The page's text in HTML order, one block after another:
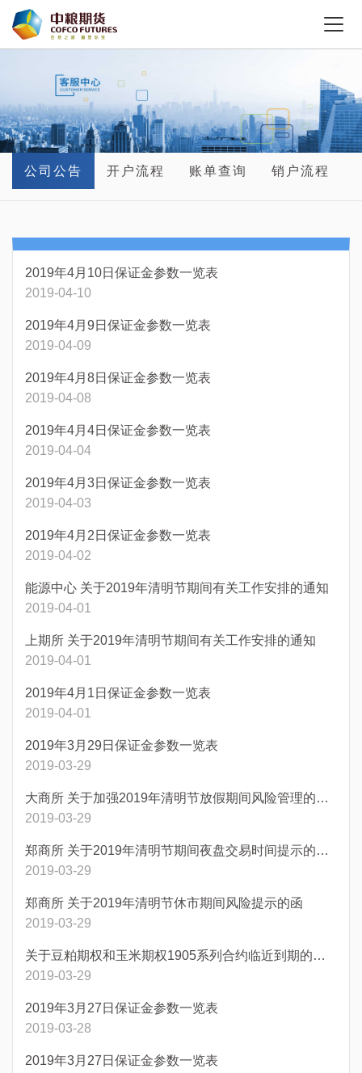
公司公告 开户流程 账单查询 销户流程
2019年4月10日保证金参数一览表
2019-04-10
2019年4月9日保证金参数一览表
2019-04-09
2019年4月8日保证金参数一览表
2019-04-08
2019年4月4日保证金参数一览表
2019-04-04
2019年4月3日保证金参数一览表
2019-04-03
2019年4月2日保证金参数一览表
2019-04-02
能源中心 关于2019年清明节期间有关工作安排的通知
2019-04-01
上期所 关于2019年清明节期间有关工作安排的通知
2019-04-01
2019年4月1日保证金参数一览表
2019-04-01
2019年3月29日保证金参数一览表
2019-03-29
大商所 关于加强2019年清明节放假期间风险管理的通知
2019-03-29
郑商所 关于2019年清明节期间夜盘交易时间提示的通知
2019-03-29
郑商所 关于2019年清明节休市期间风险提示的函
2019-03-29
关于豆粕期权和玉米期权1905系列合约临近到期的通知
2019-03-29
2019年3月27日保证金参数一览表
2019-03-28
2019年3月27日保证金参数一览表